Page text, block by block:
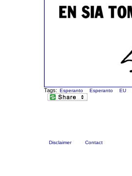
Tags: Esperanto Esperanto EU
Disclaimer Contact